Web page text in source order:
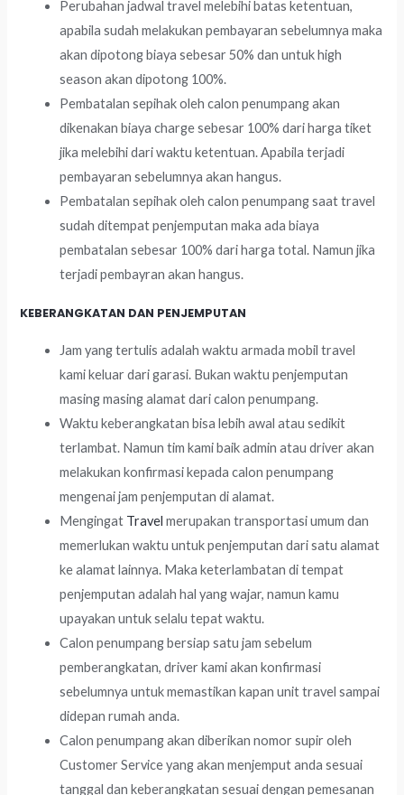
Perubahan jadwal travel melebihi batas ketentuan,
apabila sudah melakukan pembayaran sebelumnya maka
akan dipotong biaya sebesar 50% dan untuk high
season akan dipotong 100%.
Pembatalan sepihak oleh calon penumpang akan
dikenakan biaya charge sebesar 100% dari harga tiket
jika melebihi dari waktu ketentuan. Apabila terjadi
pembayaran sebelumnya akan hangus.
Pembatalan sepihak oleh calon penumpang saat travel
sudah ditempat penjemputan maka ada biaya
pembatalan sebesar 100% dari harga total. Namun jika
terjadi pembayran akan hangus.
KEBERANGKATAN DAN PENJEMPUTAN
Jam yang tertulis adalah waktu armada mobil travel
kami keluar dari garasi. Bukan waktu penjemputan
masing masing alamat dari calon penumpang.
Waktu keberangkatan bisa lebih awal atau sedikit
terlambat. Namun tim kami baik admin atau driver akan
melakukan konfirmasi kepada calon penumpang
mengenai jam penjemputan di alamat.
Mengingat Travel merupakan transportasi umum dan
memerlukan waktu untuk penjemputan dari satu alamat
ke alamat lainnya. Maka keterlambatan di tempat
penjemputan adalah hal yang wajar, namun kamu
upayakan untuk selalu tepat waktu.
Calon penumpang bersiap satu jam sebelum
pemberangkatan, driver kami akan konfirmasi
sebelumnya untuk memastikan kapan unit travel sampai
didepan rumah anda.
Calon penumpang akan diberikan nomor supir oleh
Customer Service yang akan menjemput anda sesuai
tanggal dan keberangkatan sesuai dengan pemesanan